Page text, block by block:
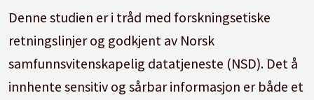
Denne studien er i tråd med forskningsetiske
retningslinjer og godkjent av Norsk
samfunnsvitenskapelig datatjeneste (NSD). Det å
innhente sensitiv og sårbar informasjon er både et